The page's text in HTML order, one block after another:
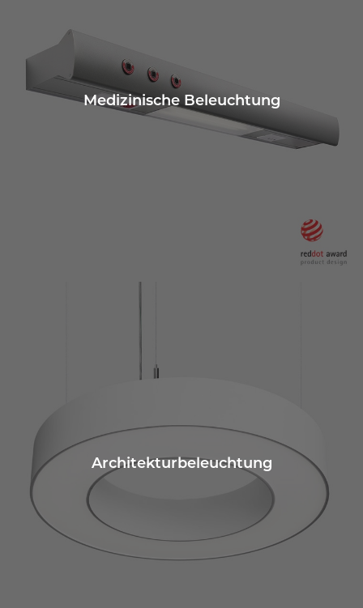
Medizinische Beleuchtung
Architekturbeleuchtung